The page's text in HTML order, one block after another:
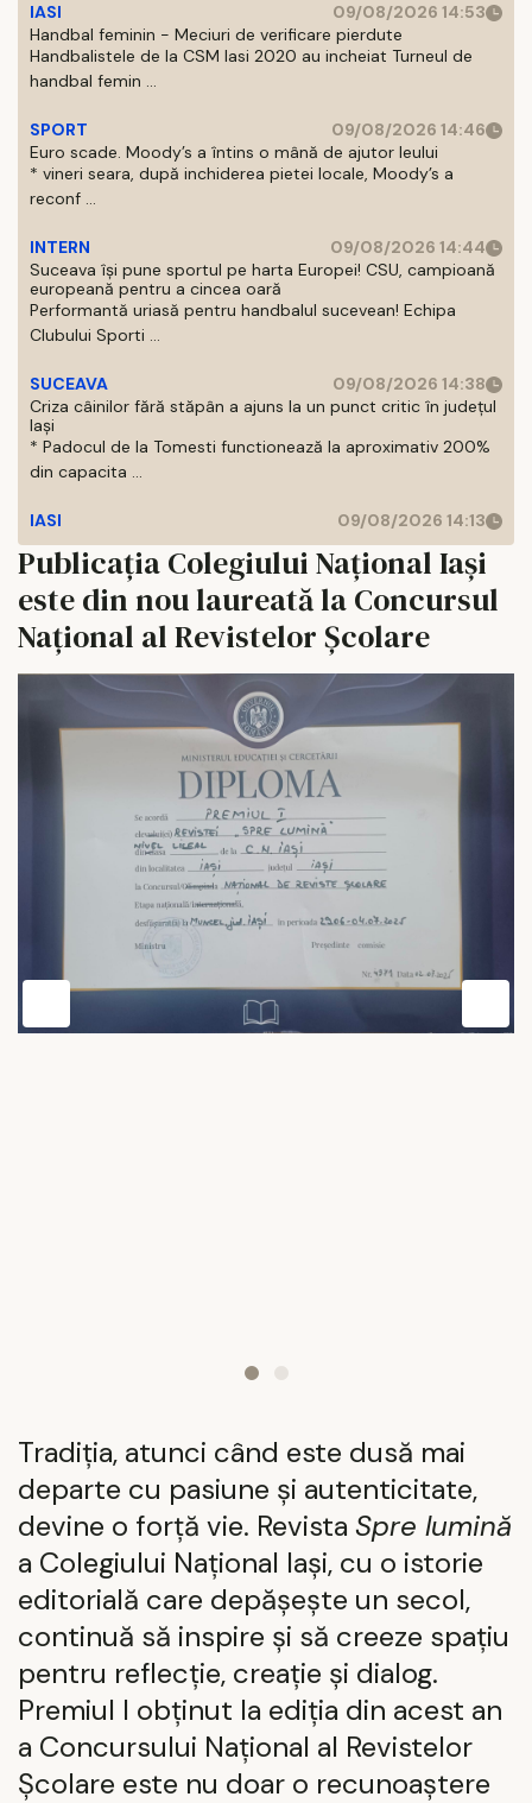
IASI
09/08/2026 14:53
Handbal feminin - Meciuri de verificare pierdute
Handbalistele de la CSM Iasi 2020 au incheiat Turneul de
handbal femin ...
SPORT
09/08/2026 14:46
Euro scade. Moody’s a întins o mână de ajutor leului
* vineri seara, după inchiderea pietei locale, Moody’s a
reconf ...
INTERN
09/08/2026 14:44
Suceava își pune sportul pe harta Europei! CSU, campioană
europeană pentru a cincea oară
Performantă uriasă pentru handbalul sucevean! Echipa
Clubului Sporti ...
SUCEAVA
09/08/2026 14:38
Criza câinilor fără stăpân a ajuns la un punct critic în județul
Iași
* Padocul de la Tomesti functionează la aproximativ 200%
din capacita ...
IASI 09/08/2026 14:13
Publicația Colegiului Național Iași
este din nou laureată la Concursul
Național al Revistelor Școlare
Tradiția, atunci când este dusă mai
departe cu pasiune și autenticitate,
devine o forță vie. Revista Spre lumină
a Colegiului Național Iași, cu o istorie
editorială care depășește un secol,
continuă să inspire și să creeze spațiu
pentru reflecție, creație și dialog.
Premiul I obținut la ediția din acest an
a Concursului Național al Revistelor
Școlare este nu doar o recunoaștere